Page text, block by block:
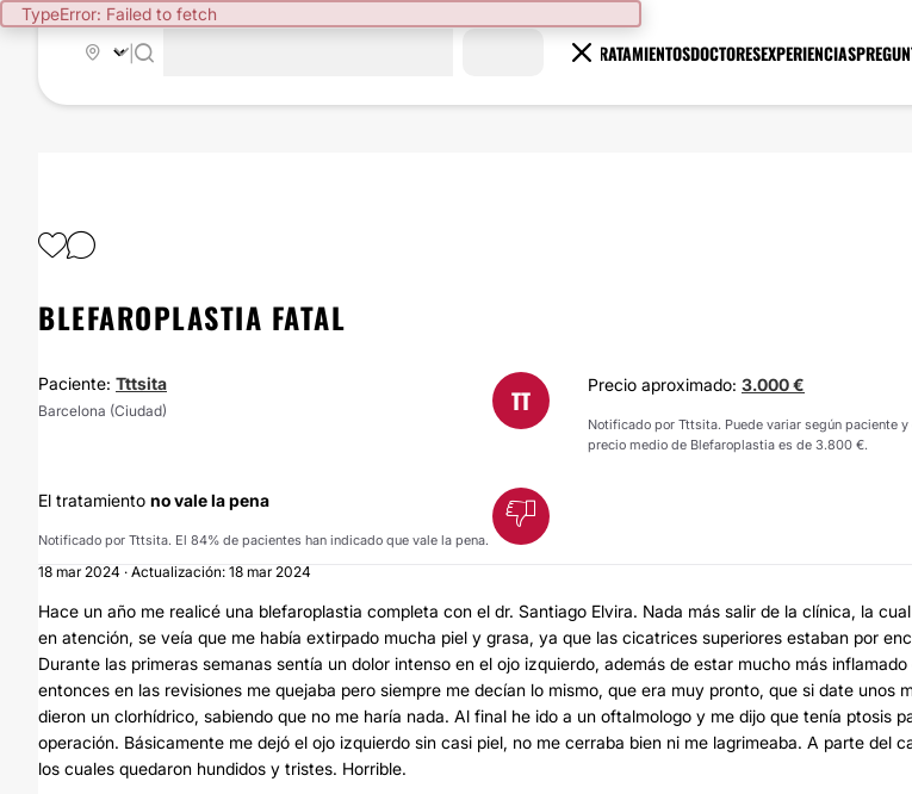
TypeError: Failed to fetch
TRATAMIENTOSDOCTORESEXPERIENCIAS
BLEFAROPLASTIA FATAL
Paciente: Tttsita
Barcelona (Ciudad) TT Precio aproximado: 3.000 €
Notificado por Tttsita. Puede variar según paciente
precio medio de Blefaroplastia es de 3.800 €.
El tratamiento no vale la pena
Notificado por Tttsita. El 84% de pacientes han indicado que vale la pena.
18 mar 2024 · Actualización: 18 mar 2024
Hace un año me realicé una blefaroplastia completa con el dr. Santiago Elvira. Nada más salir de la clínica, la
en atención, se veía que me había extirpado mucha piel y grasa, ya que las cicatrices superiores estaban por
Durante las primeras semanas sentía un dolor intenso en el ojo izquierdo, además de estar mucho más
entonces en las revisiones me quejaba pero siempre me decían lo mismo, que era muy pronto, que si date unos
dieron un clorhídrico, sabiendo que no me haría nada. Al final he ido a un oftalmologo y me dijo que tenía ptosis
operación. Básicamente me dejó el ojo izquierdo sin casi piel, no me cerraba bien ni me lagrimeaba. A parte del
los cuales quedaron hundidos y tristes. Horrible.